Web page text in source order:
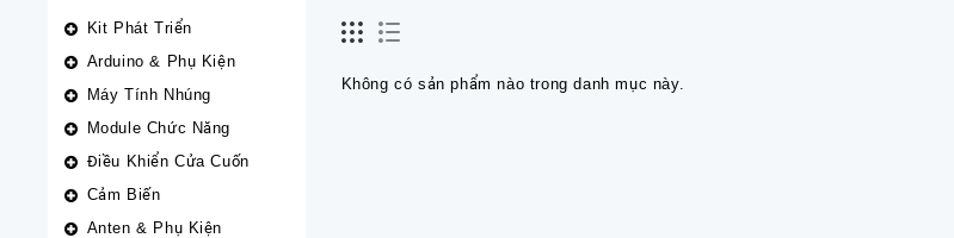
Kit Phát Triển
Arduino & Phụ Kiện
Máy Tính Nhúng
Module Chức Năng
Điều Khiển Cửa Cuốn
Cảm Biến
Anten & Phụ Kiện
Không có sản phẩm nào trong danh mục này.